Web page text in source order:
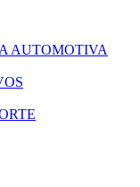
AUTOMOTIVA